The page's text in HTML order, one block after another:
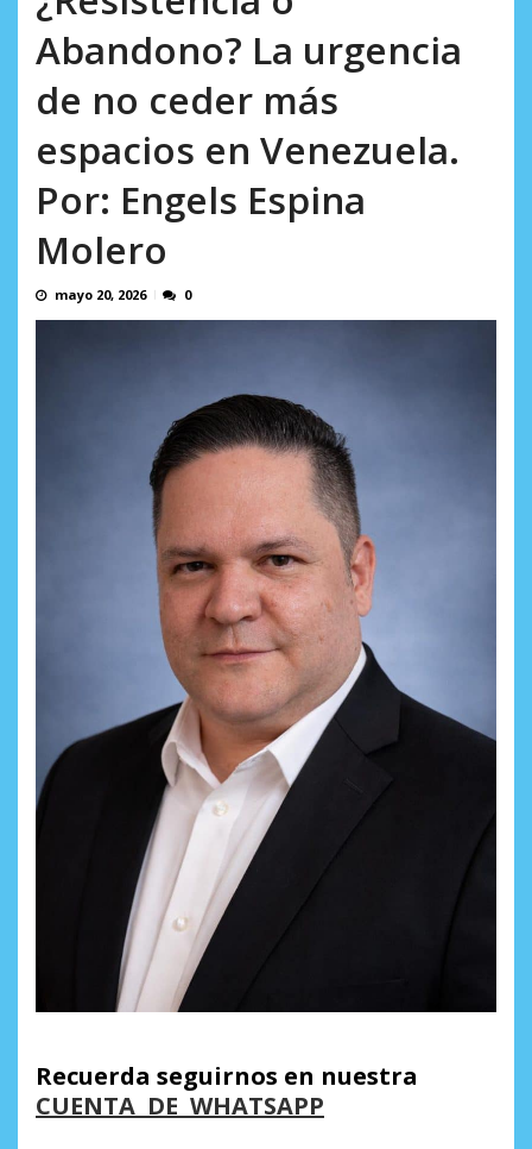
Abandono? La urgencia
de no ceder más
espacios en Venezuela.
Por: Engels Espina
Molero
mayo 20, 2026 0
Recuerda seguirnos en nuestra
CUENTA DE WHATSAPP